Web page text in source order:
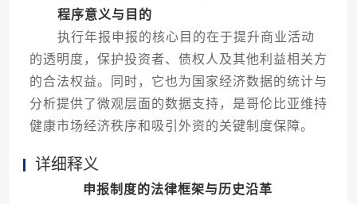
程序意义与目的
执行年报申报的核心目的在于提升商业活动
的透明度，保护投资者、债权人及其他利益相关方
的合法权益。同时，它也为国家经济数据的统计与
分析提供了微观层面的数据支持，是哥伦比亚维持
健康市场经济秩序和吸引外资的关键制度保障。
详细释义
申报制度的法律框架与历史沿革